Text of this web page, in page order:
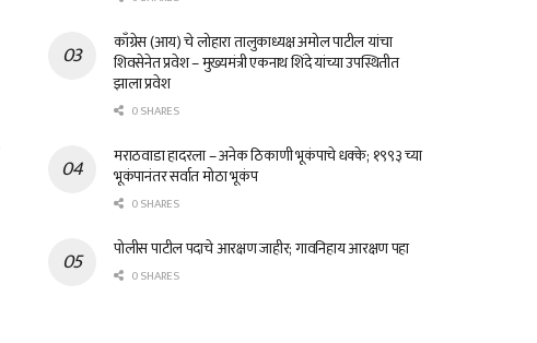
काँग्रेस (आय) चे लोहारा तालुकाध्यक्ष अमोल पाटील यांचा
शिवसेनेत प्रवेश – मुख्यमंत्री एकनाथ शिंदे यांच्या उपस्थितीत
झाला प्रवेश
0 SHARES
मराठवाडा हादरला – अनेक ठिकाणी भूकंपाचे धक्के; १९९३ च्या
भूकंपानंतर सर्वात मोठा भूकंप
0 SHARES
पोलीस पाटील पदाचे आरक्षण जाहीर; गावनिहाय आरक्षण पहा
0 SHARES